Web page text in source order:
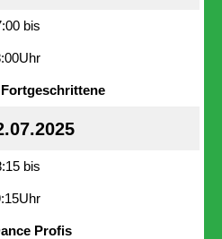
bis
bis
Profis